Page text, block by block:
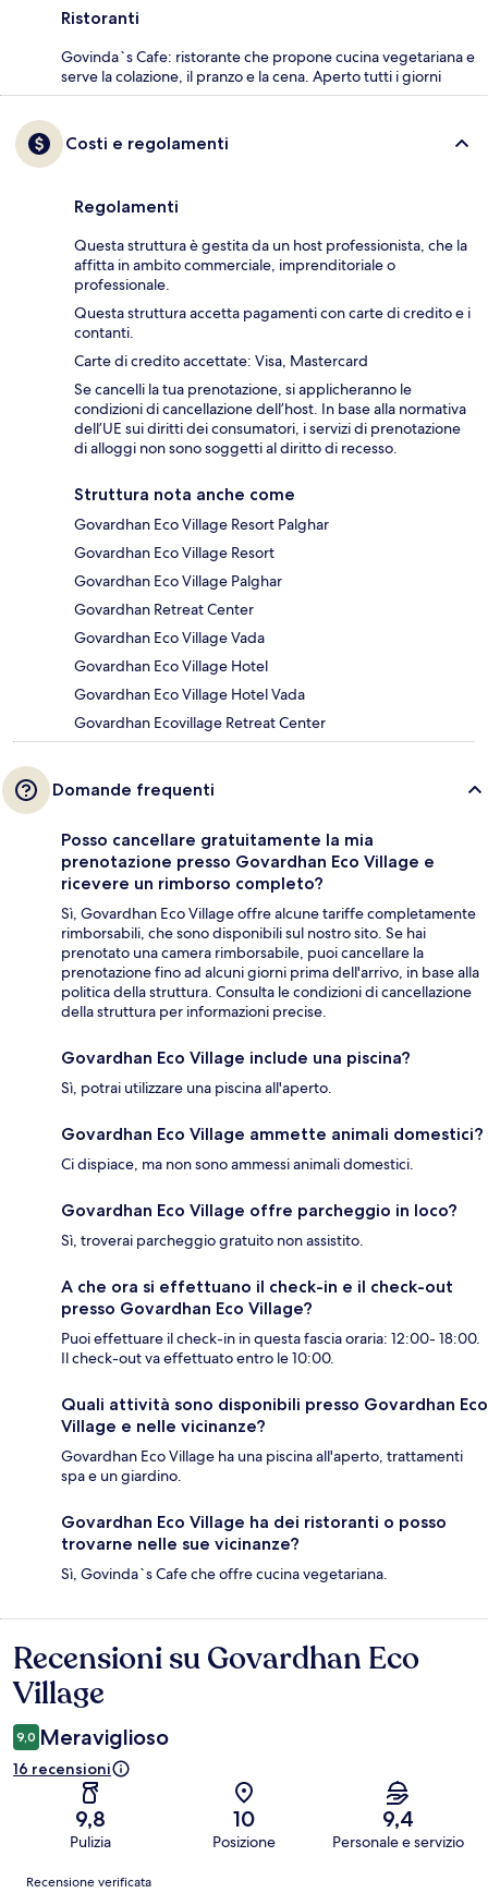
Ristoranti
Govinda`s Cafe: ristorante che propone cucina vegetariana e
serve la colazione, il pranzo e la cena. Aperto tutti i giorni
Costi e regolamenti
Regolamenti
Questa struttura è gestita da un host professionista, che la
affitta in ambito commerciale, imprenditoriale o
professionale.
Questa struttura accetta pagamenti con carte di credito e i
contanti.
Carte di credito accettate: Visa, Mastercard
Se cancelli la tua prenotazione, si applicheranno le
condizioni di cancellazione dell’host. In base alla normativa
dell’UE sui diritti dei consumatori, i servizi di prenotazione
di alloggi non sono soggetti al diritto di recesso.
Struttura nota anche come
Govardhan Eco Village Resort Palghar
Govardhan Eco Village Resort
Govardhan Eco Village Palghar
Govardhan Retreat Center
Govardhan Eco Village Vada
Govardhan Eco Village Hotel
Govardhan Eco Village Hotel Vada
Govardhan Ecovillage Retreat Center
Domande frequenti
Posso cancellare gratuitamente la mia
prenotazione presso Govardhan Eco Village e
ricevere un rimborso completo?
Sì, Govardhan Eco Village offre alcune tariffe completamente
rimborsabili, che sono disponibili sul nostro sito. Se hai
prenotato una camera rimborsabile, puoi cancellare la
prenotazione fino ad alcuni giorni prima dell'arrivo, in base alla
politica della struttura. Consulta le condizioni di cancellazione
della struttura per informazioni precise.
Govardhan Eco Village include una piscina?
Sì, potrai utilizzare una piscina all'aperto.
Govardhan Eco Village ammette animali domestici?
Ci dispiace, ma non sono ammessi animali domestici.
Govardhan Eco Village offre parcheggio in loco?
Sì, troverai parcheggio gratuito non assistito.
A che ora si effettuano il check-in e il check-out
presso Govardhan Eco Village?
Puoi effettuare il check-in in questa fascia oraria: 12:00- 18:00.
Il check-out va effettuato entro le 10:00.
Quali attività sono disponibili presso Govardhan Eco
Village e nelle vicinanze?
Govardhan Eco Village ha una piscina all'aperto, trattamenti
spa e un giardino.
Govardhan Eco Village ha dei ristoranti o posso
trovarne nelle sue vicinanze?
Sì, Govinda`s Cafe che offre cucina vegetariana.
Recensioni
Recensioni su Govardhan Eco
Village
9,0 Meraviglioso
16 recensioni
9,8
Pulizia
10
Posizione
9,4
Personale e servizio
Recensioni
Recensione verificata